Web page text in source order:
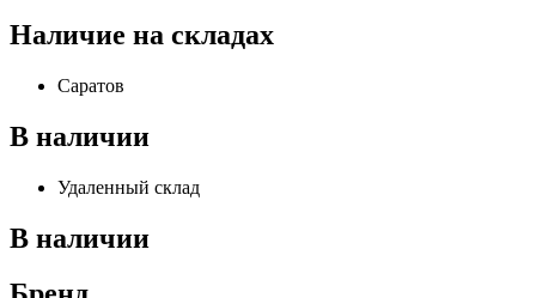
Наличие на складах
Саратов
В наличии
Удаленный склад
В наличии